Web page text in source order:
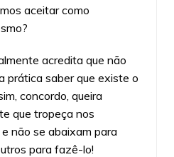
aceitar como
acredita que não
prática saber que existe o
concordo, queira
que tropeça nos
não se abaixam para
para fazê-lo!